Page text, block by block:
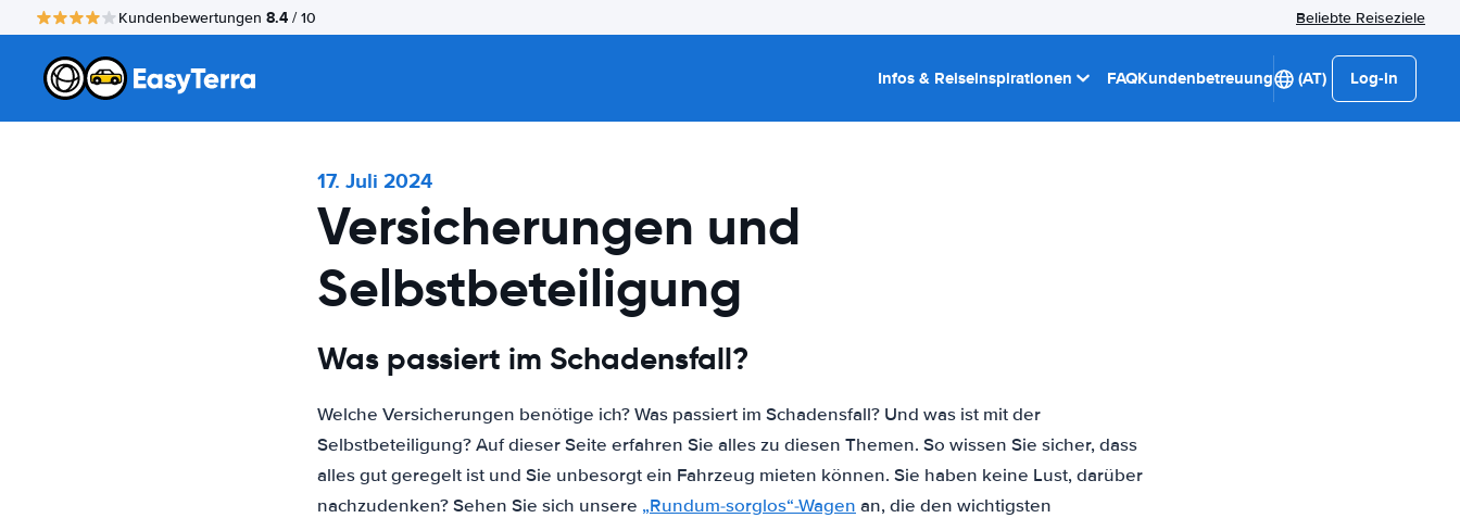
Kundenbewertungen 8.4 / 10 Beliebte Reiseziele
Infos & Reiseinspirationen FAQKundenbetreuung (AT) Log-in
17. Juli 2024
Versicherungen und
Selbstbeteiligung
Was passiert im Schadensfall?
Welche Versicherungen benötige ich? Was passiert im Schadensfall? Und was ist mit der
Selbstbeteiligung? Auf dieser Seite erfahren Sie alles zu diesen Themen. So wissen Sie sicher, dass
alles gut geregelt ist und Sie unbesorgt ein Fahrzeug mieten können. Sie haben keine Lust, darüber
nachzudenken? Sehen Sie sich unsere „Rundum-sorglos“-Wagen an, die den wichtigsten